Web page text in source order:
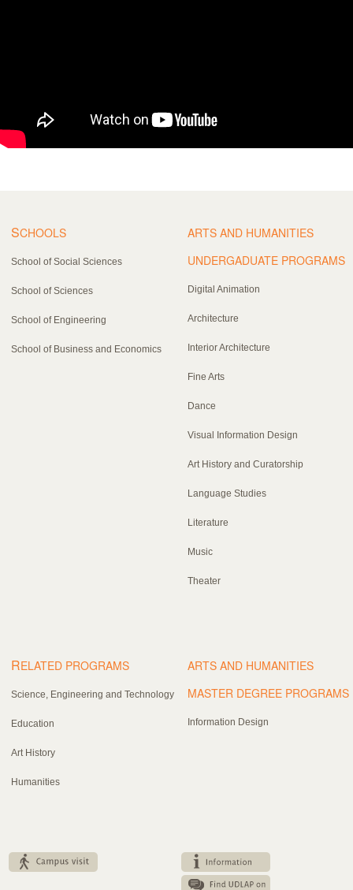
SCHOOLS
School of Social Sciences
School of Sciences
School of Engineering
School of Business and Economics
ARTS AND HUMANITIES
UNDERGADUATE PROGRAMS
Digital Animation
Architecture
Interior Architecture
Fine Arts
Dance
Visual Information Design
Art History and Curatorship
Language Studies
Literature
Music
Theater
RELATED PROGRAMS
Science, Engineering and Technology
Education
Art History
Humanities
ARTS AND HUMANITIES
MASTER DEGREE PROGRAMS
Information Design